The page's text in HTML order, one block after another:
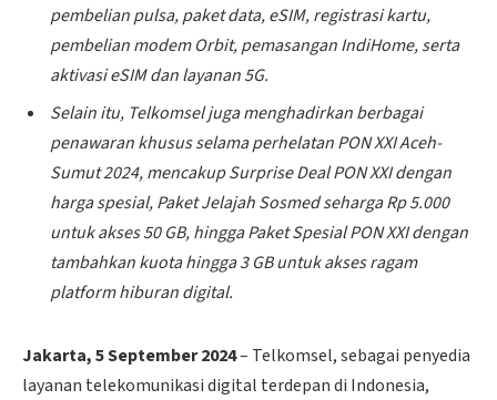
pembelian pulsa, paket data, eSIM, registrasi kartu,
pembelian modem Orbit, pemasangan IndiHome, serta
aktivasi eSIM dan layanan 5G.
Selain itu, Telkomsel jugamenghadirkan berbagai
penawaran khusus selama perhelatan PON XXI Aceh-
Sumut 2024, mencakup Surprise Deal PON XXI dengan
harga spesial, Paket Jelajah Sosmed seharga Rp 5.000
untuk akses 50 GB, hingga Paket Spesial PON XXI dengan
tambahkan kuota hingga 3 GB untuk akses ragam
platform hiburan digital.
Jakarta, 5 September 2024– Telkomsel, sebagai penyedia
layanan telekomunikasi digital terdepan di Indonesia,